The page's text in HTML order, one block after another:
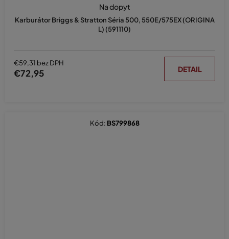
Karburátor Briggs & Stratton Séria 500, 550E/575EX (ORIGINA
L) (591110)
Na dopyt
€59,31 bez DPH
€72,95 DETAIL
Kód: BS799868